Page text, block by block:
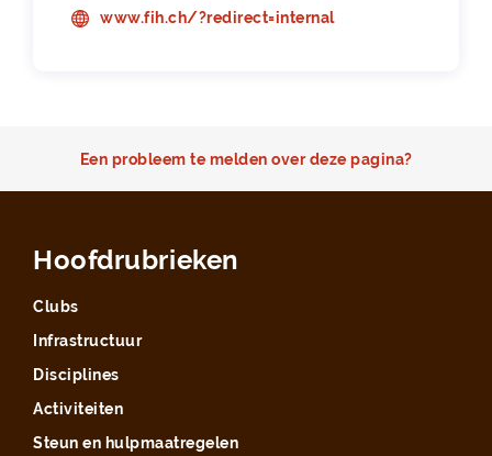
www.fih.ch/?redirect=internal
Een probleem te melden over deze pagina?
Hoofdrubrieken
Clubs
Infrastructuur
Disciplines
Activiteiten
Steun en hulpmaatregelen